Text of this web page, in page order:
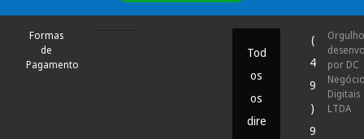
Formas
de
Pagamento
Tod
os
os
dire
(
4
9
)
9
por DC
Digitais
LTDA